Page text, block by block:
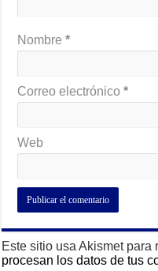
Nombre*
Correo electrónico*
Web
Este sitio usa Akismet
procesan los datos de tus